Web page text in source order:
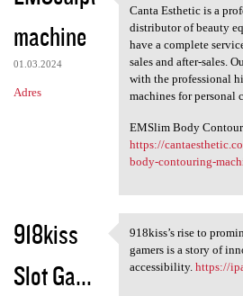
machine
01.03.2024
Adres
ABOUT CANTA
Canta Esthetic is a
distributor of beauty
have a complete
sales and after-sales.
with the professional
machines for personal
EMSlim Body
https://
body-contouring-
918kiss
Slot Ga...
918kiss’s rise to
918kiss’s rise to
gamers is a story of
accessibility. https://